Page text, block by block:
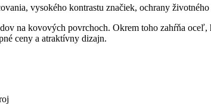
vysokého kontrastu značiek, ochrany
na kovových povrchoch. Okrem toho zahŕňa
ceny a atraktívny dizajn.